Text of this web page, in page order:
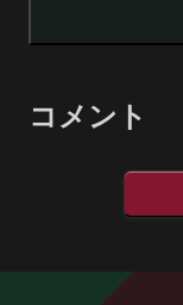
コメント